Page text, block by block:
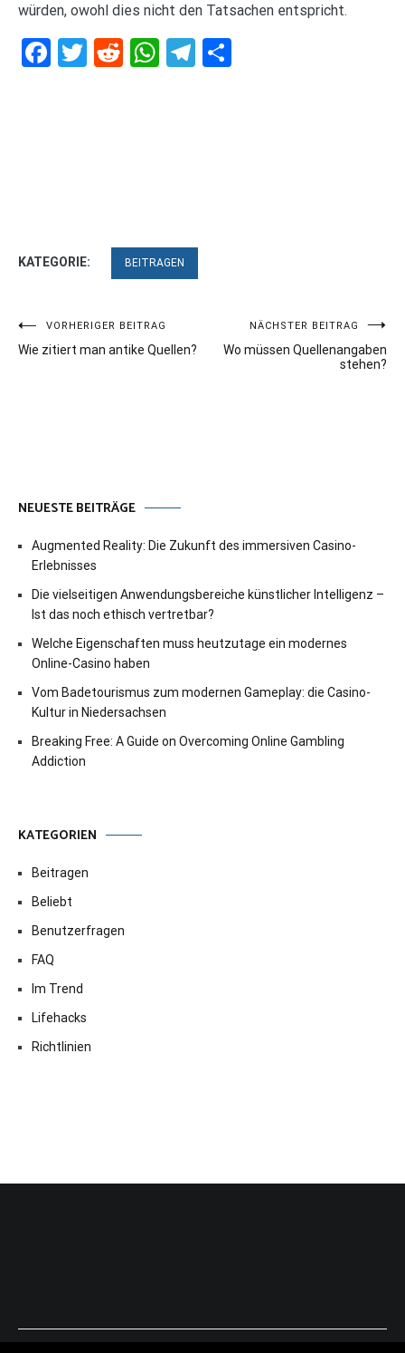
würden, owohl dies nicht den Tatsachen entspricht.
Facebook
Twitter
RedditWhatsApp
Telegram
KATEGORIE: BEITRAGEN
Beitragsnavigation
VORHERIGER BEITRAG
Wie zitiert man antike Quellen?
NÄCHSTER BEITRAG
Wo müssen Quellenangaben
stehen?
NEUESTE BEITRÄGE
Augmented Reality: Die Zukunft des immersiven Casino-
Erlebnisses
Die vielseitigen Anwendungsbereiche künstlicher Intelligenz –
Ist das noch ethisch vertretbar?
Welche Eigenschaften muss heutzutage ein modernes
Online-Casino haben
Vom Badetourismus zum modernen Gameplay: die Casino-
Kultur in Niedersachsen
Breaking Free: A Guide on Overcoming Online Gambling
Addiction
KATEGORIEN
Beitragen
Beliebt
Benutzerfragen
FAQ
Im Trend
Lifehacks
Richtlinien